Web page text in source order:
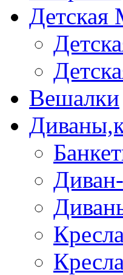
Детская
Вешалки
Кресла